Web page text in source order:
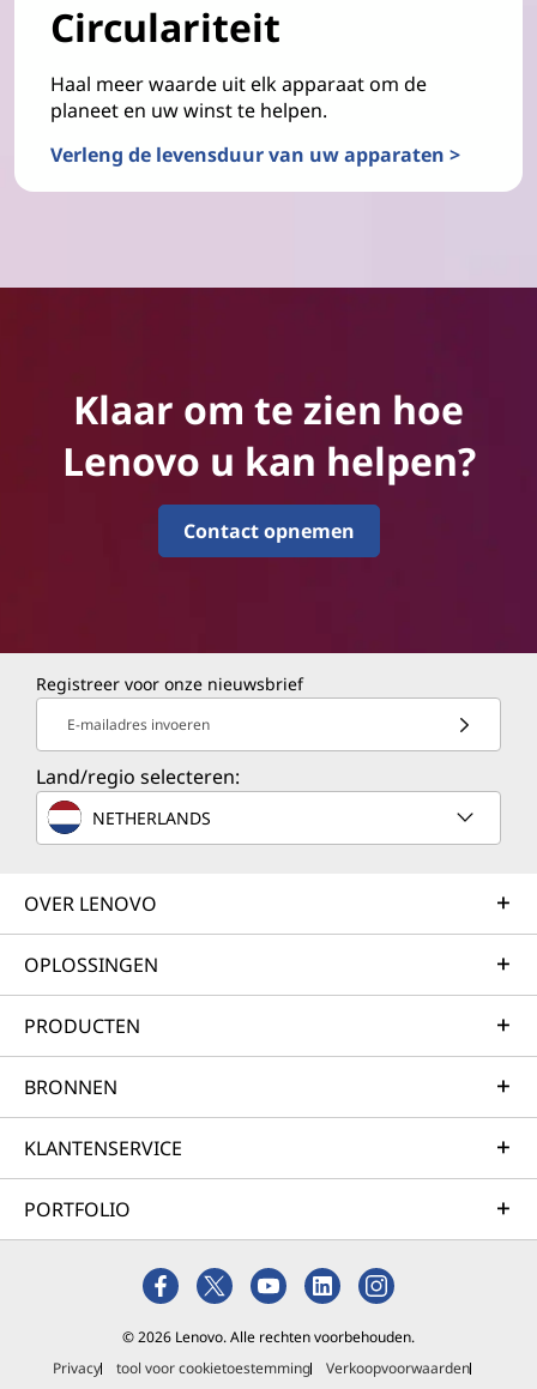
Circulariteit
Haal meer waarde uit elk apparaat om de
planeet en uw winst te helpen.
Verleng de levensduur van uw apparaten >
Klaar om te zien hoe
Lenovo u kan helpen?
Contact opnemen
Registreer voor onze nieuwsbrief
E-mailadres invoeren
Land/regio selecteren:
NETHERLANDS
OVER LENOVO
OPLOSSINGEN
PRODUCTEN
BRONNEN
KLANTENSERVICE
PORTFOLIO
© 2026 Lenovo. Alle rechten voorbehouden.
Privacy
tool voor cookietoestemming
Verkoopvoorwaarden